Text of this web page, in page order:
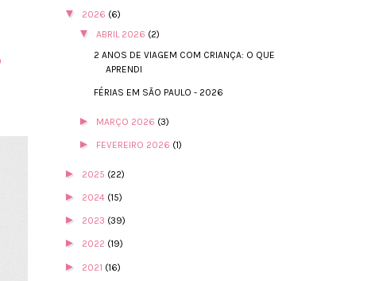
▼ 2026 (6)
▼ ABRIL 2026 (2)
2 ANOS DE VIAGEM COM CRIANÇA: O QUE
APRENDI
FÉRIAS EM SÃO PAULO - 2026
► MARÇO 2026 (3)
► FEVEREIRO 2026 (1)
► 2025 (22)
► 2024 (15)
► 2023 (39)
► 2022 (19)
► 2021 (16)